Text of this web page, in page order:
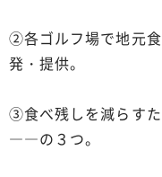
②各ゴルフ場で地元
発・提供。
③食べ残しを減らす
――の３つ。